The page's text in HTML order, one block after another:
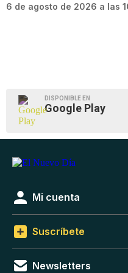
6 de agosto de 2026 a las
DISPONIBLE EN
Google Play
Mi cuenta
Suscríbete
Newsletters